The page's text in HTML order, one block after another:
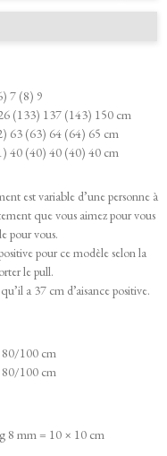
7 (8) 9
(133) 137 (143) 150 cm
63 (63) 64 (64) 65 cm
40 (40) 40 (40) 40 cm
est variable d’une personne à
que vous aimez pour vous
pour vous.
pour ce modèle selon la
le pull.
a 37 cm d’aisance positive.
80/100 cm
80/100 cm
8 mm = 10 × 10 cm